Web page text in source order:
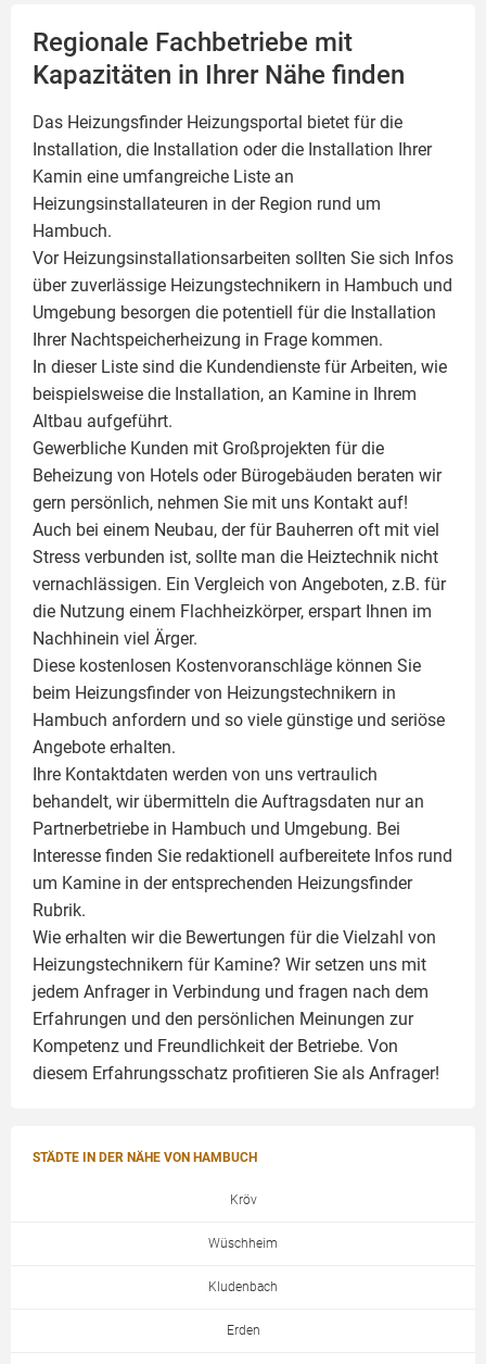
Regionale Fachbetriebe mit
Kapazitäten in Ihrer Nähe finden
Das Heizungsfinder Heizungsportal bietet für die
Installation, die Installation oder die Installation Ihrer
Kamin eine umfangreiche Liste an
Heizungsinstallateuren in der Region rund um
Hambuch.
Vor Heizungsinstallationsarbeiten sollten Sie sich Infos
über zuverlässige Heizungstechnikern in Hambuch und
Umgebung besorgen die potentiell für die Installation
Ihrer Nachtspeicherheizung in Frage kommen.
In dieser Liste sind die Kundendienste für Arbeiten, wie
beispielsweise die Installation, an Kamine in Ihrem
Altbau aufgeführt.
Gewerbliche Kunden mit Großprojekten für die
Beheizung von Hotels oder Bürogebäuden beraten wir
gern persönlich, nehmen Sie mit uns Kontakt auf!
Auch bei einem Neubau, der für Bauherren oft mit viel
Stress verbunden ist, sollte man die Heiztechnik nicht
vernachlässigen. Ein Vergleich von Angeboten, z.B. für
die Nutzung einem Flachheizkörper, erspart Ihnen im
Nachhinein viel Ärger.
Diese kostenlosen Kostenvoranschläge können Sie
beim Heizungsfinder von Heizungstechnikern in
Hambuch anfordern und so viele günstige und seriöse
Angebote erhalten.
Ihre Kontaktdaten werden von uns vertraulich
behandelt, wir übermitteln die Auftragsdaten nur an
Partnerbetriebe in Hambuch und Umgebung. Bei
Interesse finden Sie redaktionell aufbereitete Infos rund
um Kamine in der entsprechenden Heizungsfinder
Rubrik.
Wie erhalten wir die Bewertungen für die Vielzahl von
Heizungstechnikern für Kamine? Wir setzen uns mit
jedem Anfrager in Verbindung und fragen nach dem
Erfahrungen und den persönlichen Meinungen zur
Kompetenz und Freundlichkeit der Betriebe. Von
diesem Erfahrungsschatz profitieren Sie als Anfrager!
STÄDTE IN DER NÄHE VON HAMBUCH
Kröv
Wüschheim
Kludenbach
Erden